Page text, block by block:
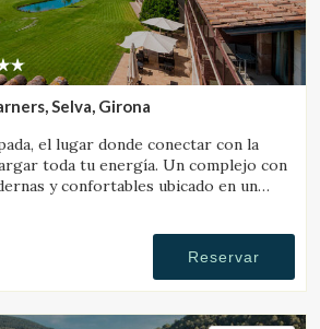
Selva, Girona
el lugar donde conectar con la
toda tu energía. Un complejo con
y confortables ubicado en un
Reservar